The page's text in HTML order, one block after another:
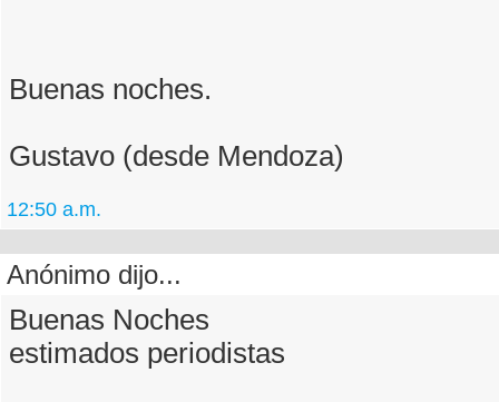
Buenas noches.
Gustavo (desde Mendoza)
12:50 a.m.
Anónimo dijo...
Buenas Noches
estimados periodistas